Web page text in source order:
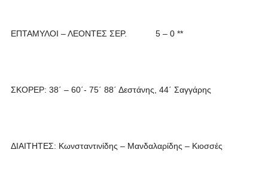
ΕΠΤΑΜΥΛΟΙ – ΛΕΟΝΤΕΣ ΣΕΡ. 5 – 0 **
ΣΚΟΡΕΡ: 38΄ – 60΄- 75΄ 88΄ Δεστάνης, 44΄ Σαγγάρης
ΔΙΑΙΤΗΤΕΣ: Κωνσταντινίδης – Μανδαλαρίδης – Κιοσσές